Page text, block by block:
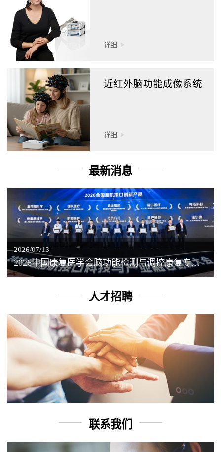
详细
近红外脑功能成像系统
详细
最新消息
2026/07/13
2026中国康复医学会脑功能检测与调控康复专业委员会学术年会丨脑客中国：脑机接口——EEG驱动TMS闭环调控工作坊
人才招聘
联系我们